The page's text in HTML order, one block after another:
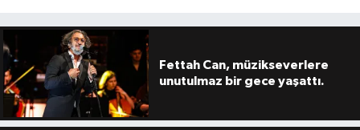
Fettah Can, müzikseverlere
unutulmaz bir gece yaşattı.